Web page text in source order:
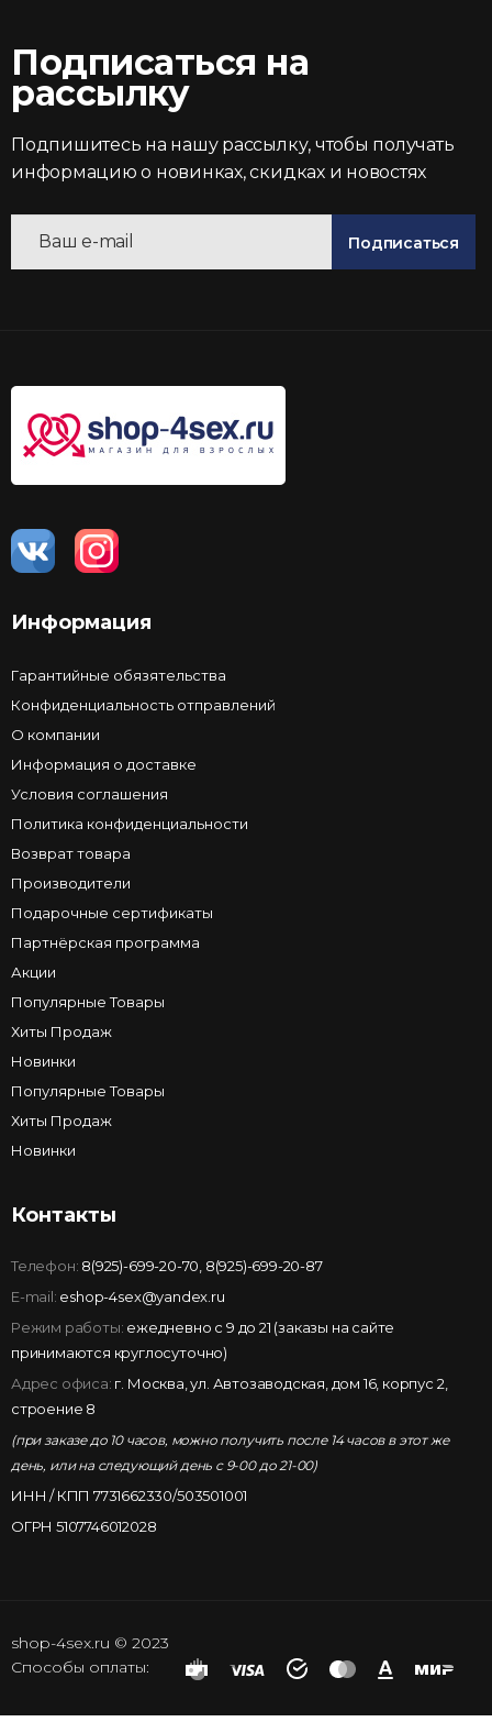
Подписаться на
рассылку
Подпишитесь на нашу рассылку, чтобы получать
информацию о новинках, скидках и новостях
Подписаться
Информация
Гарантийные обязятельства
Конфиденциальность отправлений
О компании
Информация о доставке
Условия соглашения
Политика конфиденциальности
Возврат товара
Производители
Подарочные сертификаты
Партнёрская программа
Акции
Популярные Товары
Хиты Продаж
Новинки
Популярные Товары
Хиты Продаж
Новинки
Контакты
Телефон: 8(925)-699-20-70 8(925)-699-20-87
E-mail: eshop-4sex@yandex.ru
Режим работы: ежедневно с 9 до 21 (заказы на сайте
принимаются круглосуточно)
Адрес офиса: г. Москва, ул. Автозаводская, дом 16, корпус 2,
строение 8
(при заказе до 10 часов, можно получить после 14 часов в этот же
день, или на следующий день с 9-00 до 21-00)
ИНН / КПП 7731662330/503501001
ОГРН 5107746012028
shop-4sex.ru © 2023
Способы оплаты: